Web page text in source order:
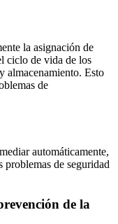
la asignación de
ciclo de vida de los
almacenamiento. Esto
de
automáticamente,
de seguridad
de la